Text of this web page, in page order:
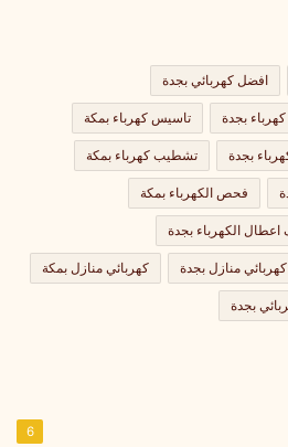
افضل كهربائي بجدة
بجدة تاسيس كهرباء بمكة
بجدة تشطيب كهرباء بمكة
فحص الكهرباء بمكة
الكهرباء بجدة
كهربائي منازل بجدة كهربائي منازل بمكة
بجدة
6